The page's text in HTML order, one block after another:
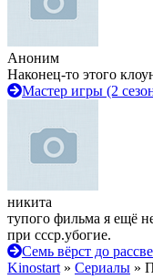
Аноним
Наконец-то этого
Мастер игры (2
никита
тупого фильма я ещё
при ссср.убогие.
Семь вёрст до
Kinostart » Сериалы »